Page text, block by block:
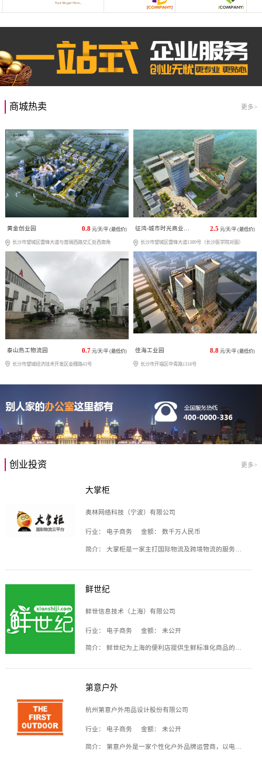
商城热卖 更多>
黄金创业园 0.8 元/天/平 (最低价)
长沙市望城区雷锋大道与普瑞西路交汇处西南角
征鸿-城市时光商业广场 2.5 元/天/平 (最低价)
长沙市望城区雷锋大道1389号（长沙医学院对面）
泰山热工物流园 0.7 元/天/平 (最低价)
长沙市望城经济技术开发区金穗路43号
佳海工业园 8.8 元/天/平 (最低价)
长沙市开福区中青路1318号
创业投资 更多>
大掌柜
奥林网络科技（宁波）有限公司
行业： 电子商务 金额： 数千万人民币
简介： 大掌柜是一家主打国际物流及跨境物流的服务云平台，致力于帮助全球国际物流企业在互联网上建立自己的平台，核心产品包括运价通、生意通、业务通、订舱通、招财通等，奥林网络科技（宁波）有限公司旗下产品。
鲜世纪
鲜世信息技术（上海）有限公司
行业： 电子商务 金额： 未公开
简介： 鲜世纪为上海的便利店提供生鲜标准化商品的供应链服务，帮商家解决生鲜采购、运营问题，帮助商家销售。平台提供的商品覆盖果蔬肉类、常温与低温奶制品、冷冻食品、零食饮料、粮油副食、居家洗护等多个品类，上架SKU3000余个。公司建立了近万平方米的仓储场地和物流配送体系，为合作商家提供快速配送服务。
第意户外
杭州第意户外用品设计股份有限公司
行业： 电子商务 金额： 未公开
简介： 第意户外是一家个性化户外品牌运营商，以电子商务为主要载体，主要从事户外产品的设计、生产、销售业务，产品包含冲锋衣、户外鞋、户外背包等。